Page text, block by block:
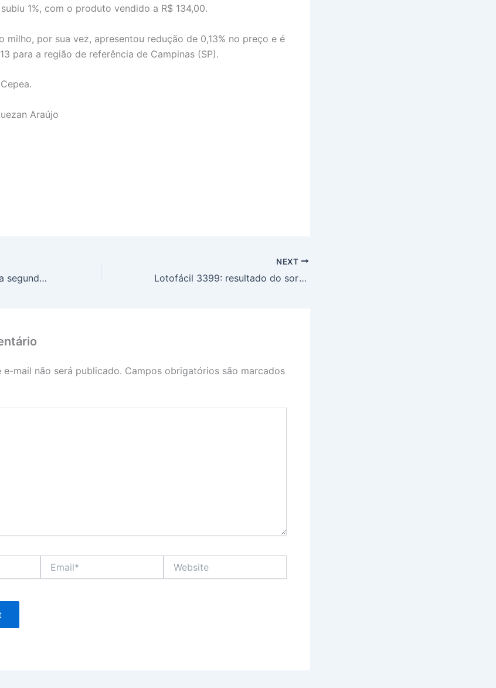
1%, com o produto vendido a R$ 134,00.
milho, por sua vez, apresentou redução de 0,13% no preço e é
para a região de referência de Campinas (SP).
Araújo
Preço do café começa a segunda-feira (26) em queda
NEXT
Lotofácil 3399: resultado do sorteio desta sexta-feira (23/05/2025)
e-mail não será publicado. Campos obrigatórios são marcados